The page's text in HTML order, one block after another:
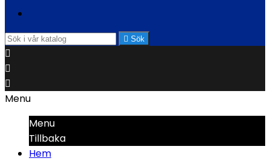
 Sök



Menu
Menu
Tillbaka
Hem